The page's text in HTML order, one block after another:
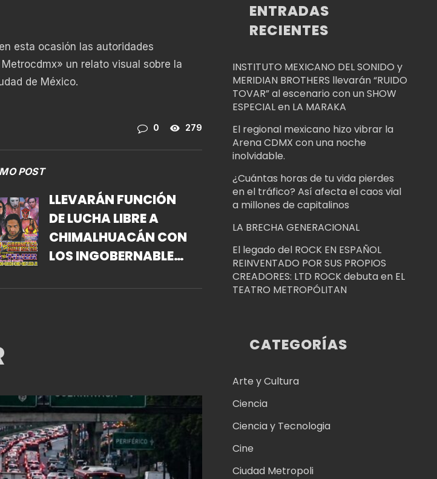
esta ocasión las autoridades
un relato visual sobre la
de México.
0 279
POST
LLEVARÁN FUNCIÓN
DE LUCHA LIBRE A
CHIMALHUACÁN CON
LOS INGOBERNABLES
ENTRADAS
RECIENTES
INSTITUTO MEXICANO DEL SONIDO y
MERIDIAN BROTHERS llevarán “RUIDO
TOVAR” al escenario con un SHOW
ESPECIAL en LA MARAKA
El regional mexicano hizo vibrar la
Arena CDMX con una noche
inolvidable.
¿Cuántas horas de tu vida pierdes
en el tráfico? Así afecta el caos vial
a millones de capitalinos
LA BRECHA GENERACIONAL
El legado del ROCK EN ESPAÑOL
REINVENTADO POR SUS PROPIOS
CREADORES: LTD ROCK debuta en EL
TEATRO METROPÓLITAN
CATEGORÍAS
Arte y Cultura
Ciencia
Ciencia y Tecnologia
Cine
Ciudad Metropoli